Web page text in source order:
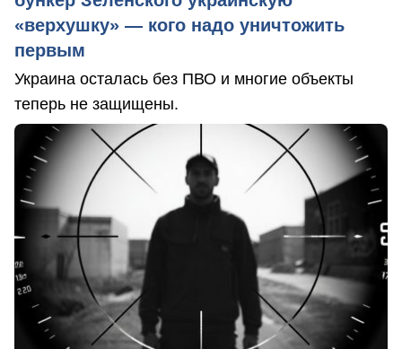
«верхушку» — кого надо уничтожить
первым
Украина осталась без ПВО и многие объекты
теперь не защищены.